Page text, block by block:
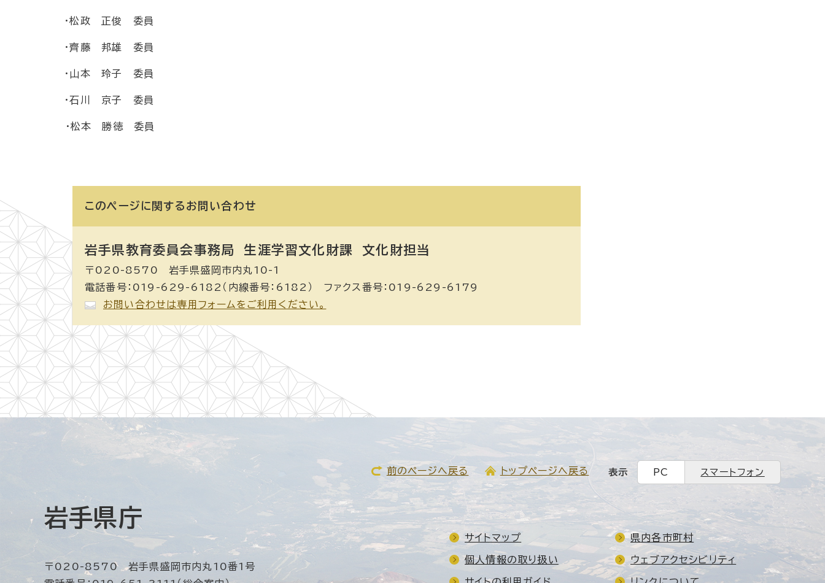
・松政 正俊 委員
・齊藤 邦雄 委員
・山本 玲子 委員
・石川 京子 委員
・松本 勝徳 委員
このページに関する お問い合わせ
岩手県教育委員会事務局 生涯学習文化財課 文化財担当
〒020-8570 岩手県盛岡市内丸10-1
電話番号：019-629-6182（内線番号：6182） ファクス番号：019-629-6179
お問い合わせは専用フォームをご利用ください。
前のページへ戻る トップページへ戻る 表示 PC スマートフォン
岩手県庁
〒020-8570 岩手県盛岡市内丸10番1号
サイトマップ 県内各市町村
個人情報の取り扱い ウェブアクセシビリティ